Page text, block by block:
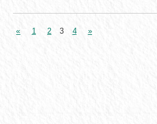
« 1 2 3 4 »